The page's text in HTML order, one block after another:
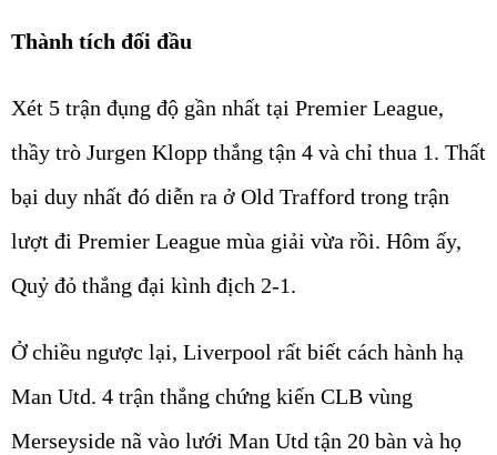
Thành tích đối đầu
Xét 5 trận đụng độ gần nhất tại Premier League,
thầy trò Jurgen Klopp thắng tận 4 và chỉ thua 1. Thất
bại duy nhất đó diễn ra ở Old Trafford trong trận
lượt đi Premier League mùa giải vừa rồi. Hôm ấy,
Quỷ đỏ thắng đại kình địch 2-1.
Ở chiều ngược lại, Liverpool rất biết cách hành hạ
Man Utd. 4 trận thắng chứng kiến CLB vùng
Merseyside nã vào lưới Man Utd tận 20 bàn và họ